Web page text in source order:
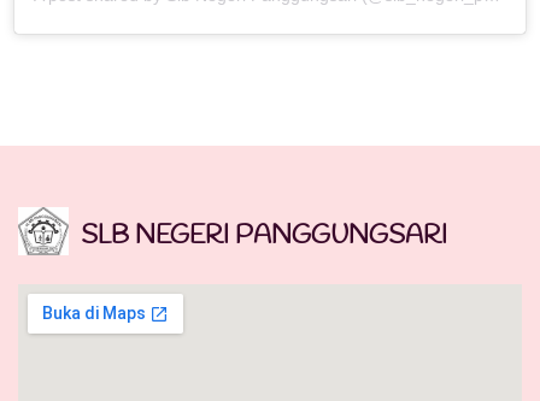
SLB NEGERI PANGGUNGSARI